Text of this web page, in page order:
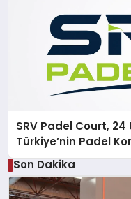
SRV Padel Court,
Türkiye’nin Padel
Son Dakika